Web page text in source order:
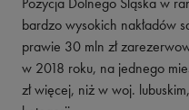
bardzo wysokich nakładów
prawie 30 mln zł
w 2018 roku, na jednego
zł więcej, niż w woj.